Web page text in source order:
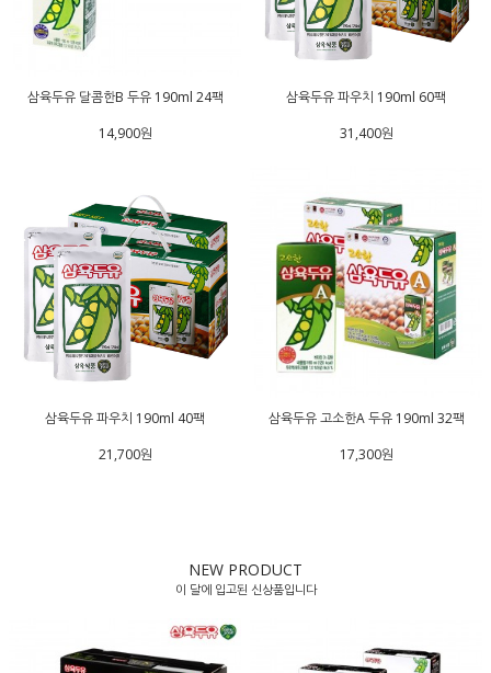
삼육두유 달콤한B 두유 190ml 24팩
14,900원
삼육두유 파우치 190ml 60팩
31,400원
삼육두유 파우치 190ml 40팩
21,700원
삼육두유 고소한A 두유 190ml 32팩
17,300원
NEW PRODUCT
이 달에 입고된 신상품입니다